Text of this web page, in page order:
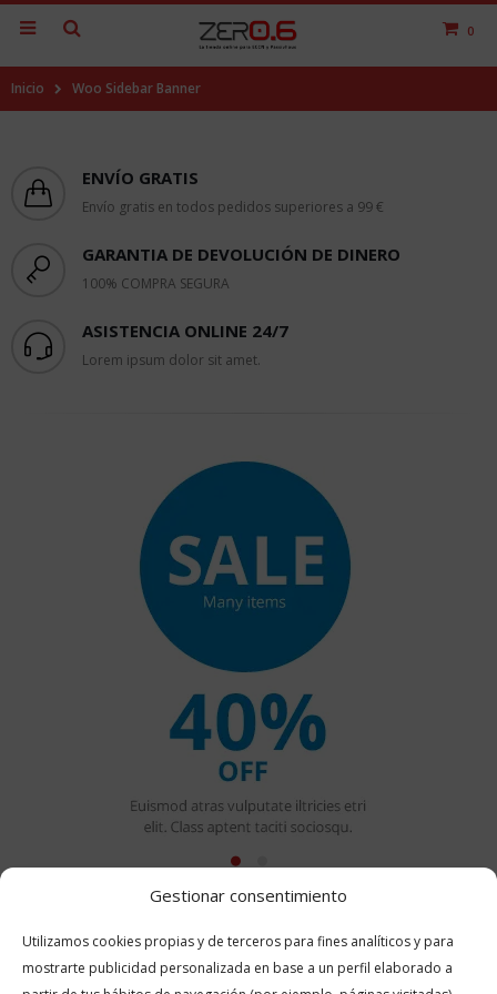
Gestionar consentimiento
Utilizamos cookies propias y de terceros para fines analíticos y para
mostrarte publicidad personalizada en base a un perfil elaborado a
0
Inicio Woo Sidebar Banner
ENVÍO GRATIS
Envío gratis en todos pedidos superiores a 99 €
GARANTIA DE DEVOLUCIÓN DE DINERO
100% COMPRA SEGURA
ASISTENCIA ONLINE 24/7
Lorem ipsum dolor sit amet.